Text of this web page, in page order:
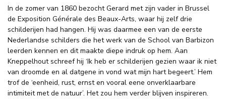
In de zomer van 1860 bezocht Gerard met zijn vader in Brussel
de Exposition Générale des Beaux-Arts, waar hij zelf drie
schilderijen had hangen. Hij was daarmee een van de eerste
Nederlandse schilders die het werk van de School van Barbizon
leerden kennen en dit maakte diepe indruk op hem. Aan
Kneppelhout schreef hij ‘Ik heb er schilderijen gezien waar ik niet
van droomde en al datgene in vond wat mijn hart begeert.’ Hem
trof de ‘eenheid, rust, ernst en vooral eene onverklaarbare
intimiteit met de natuur’. Het zou hem verder blijven inspireren.